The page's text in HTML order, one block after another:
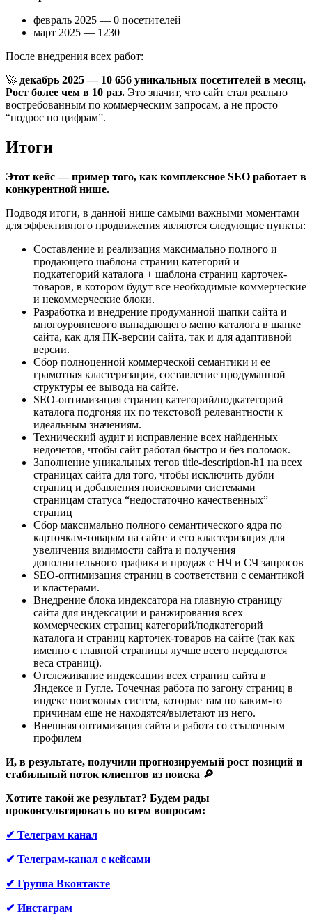
февраль 2025 — 0 посетителей
март 2025 — 1230
После внедрения всех работ:
🚀 декабрь 2025 — 10 656 уникальных посетителей в месяц.
Рост более чем в 10 раз. Это значит, что сайт стал реально
востребованным по коммерческим запросам, а не просто
“подрос по цифрам”.
Итоги
Этот кейс — пример того, как комплексное SEO работает в
конкурентной нише.
Подводя итоги, в данной нише самыми важными моментами
для эффективного продвижения являются следующие пункты:
Составление и реализация максимально полного и
продающего шаблона страниц категорий и
подкатегорий каталога + шаблона страниц карточек-
товаров, в котором будут все необходимые коммерческие
и некоммерческие блоки.
Разработка и внедрение продуманной шапки сайта и
многоуровневого выпадающего меню каталога в шапке
сайта, как для ПК-версии сайта, так и для адаптивной
версии.
Сбор полноценной коммерческой семантики и ее
грамотная кластеризация, составление продуманной
структуры ее вывода на сайте.
SEO-оптимизация страниц категорий/подкатегорий
каталога подгоняя их по текстовой релевантности к
идеальным значениям.
Технический аудит и исправление всех найденных
недочетов, чтобы сайт работал быстро и без поломок.
Заполнение уникальных тегов title-description-h1 на всех
страницах сайта для того, чтобы исключить дубли
страниц и добавления поисковыми системами
страницам статуса “недостаточно качественных”
страниц
Сбор максимально полного семантического ядра по
карточкам-товарам на сайте и его кластеризация для
увеличения видимости сайта и получения
дополнительного трафика и продаж с НЧ и СЧ запросов
SEO-оптимизация страниц в соответствии с семантикой
и кластерами.
Внедрение блока индексатора на главную страницу
сайта для индексации и ранжирования всех
коммерческих страниц категорий/подкатегорий
каталога и страниц карточек-товаров на сайте (так как
именно с главной страницы лучше всего передаются
веса страниц).
Отслеживание индексации всех страниц сайта в
Яндексе и Гугле. Точечная работа по загону страниц в
индекс поисковых систем, которые там по каким-то
причинам еще не находятся/вылетают из него.
Внешняя оптимизация сайта и работа со ссылочным
профилем
И, в результате, получили прогнозируемый рост позиций и
стабильный поток клиентов из поиска 🔎
Хотите такой же результат? Будем рады
проконсультировать по всем вопросам:
✔ Телеграм канал
✔ Телеграм-канал с кейсами
✔ Группа Вконтакте
✔ Инстаграм